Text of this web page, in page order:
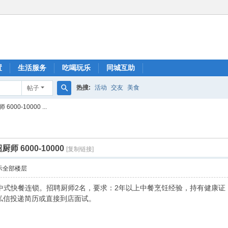
生活服务 吃喝玩乐 同城互助
帖子 热搜: 活动 交友 美食
6000-10000 ...
厨师 6000-10000 [复制链接]
全部楼层
式快餐连锁。招聘厨师2名，要求：2年以上中餐烹饪经验，持有健康
投递简历或直接到店面试。